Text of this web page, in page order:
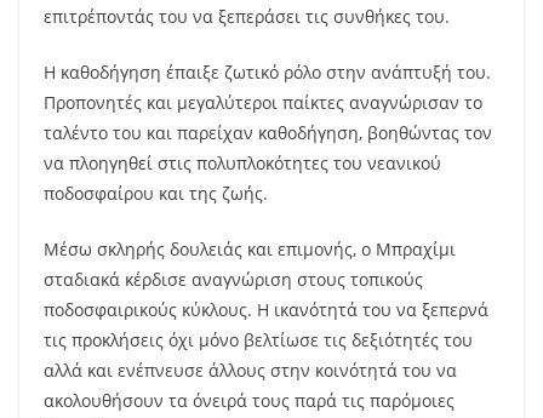
επιτρέποντάς του να ξεπεράσει τις συνθήκες του.
Η καθοδήγηση έπαιξε ζωτικό ρόλο στην ανάπτυξή του.
Προπονητές και μεγαλύτεροι παίκτες αναγνώρισαν το
ταλέντο του και παρείχαν καθοδήγηση, βοηθώντας τον
να πλοηγηθεί στις πολυπλοκότητες του νεανικού
ποδοσφαίρου και της ζωής.
Μέσω σκληρής δουλειάς και επιμονής, ο Μπραχίμι
σταδιακά κέρδισε αναγνώριση στους τοπικούς
ποδοσφαιρικούς κύκλους. Η ικανότητά του να ξεπερνά
τις προκλήσεις όχι μόνο βελτίωσε τις δεξιότητές του
αλλά και ενέπνευσε άλλους στην κοινότητά του να
ακολουθήσουν τα όνειρά τους παρά τις παρόμοιες